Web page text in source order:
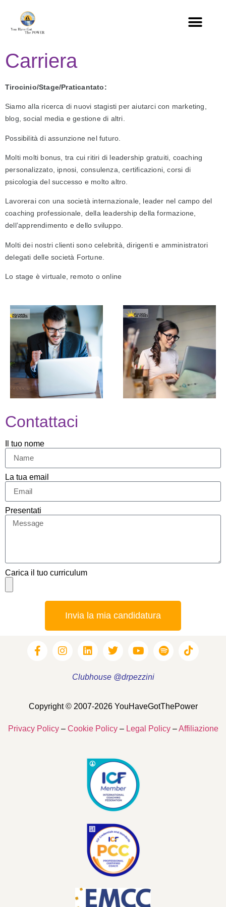
Carriera
Tirocinio/Stage/Praticantato:
Siamo alla ricerca di nuovi stagisti per aiutarci con marketing,
blog, social media e gestione di altri.
Possibilità di assunzione nel futuro.
Molti molti bonus, tra cui ritiri di leadership gratuiti, coaching
personalizzato, ipnosi, consulenza, certificazioni, corsi di
psicologia del successo e molto altro.
Lavorerai con una società internazionale, leader nel campo del
coaching professionale, della leadership della formazione,
dell’apprendimento e dello sviluppo.
Molti dei nostri clienti sono celebrità, dirigenti e amministratori
delegati delle società Fortune.
Lo stage è virtuale, remoto o online
Contattaci
Il tuo nome
La tua email
Presentati
Carica il tuo curriculum
Invia la mia candidatura
Clubhouse @drpezzini
Copyright © 2007-2026 YouHaveGotThePower
Privacy Policy– Cookie Policy– Legal Policy–Affiliazione